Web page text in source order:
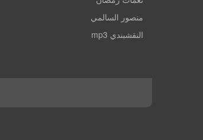
منصور السالمي
النقشبندي mp3